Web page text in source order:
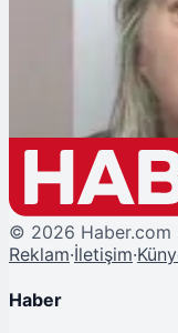
“Cami Patlatma” Çağrısı
© 2026 Haber.com
Reklam·İletişim·
Haber